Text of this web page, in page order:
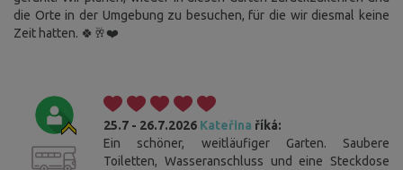
die Orte in der Umgebung zu besuchen, für die wir diesmal keine
Zeit hatten. 🍀🥂❤️
25.7 - 26.7.2026 Kateřina říká:
Ein schöner, weitläufiger Garten. Saubere
Toiletten, Wasseranschluss und eine Steckdose